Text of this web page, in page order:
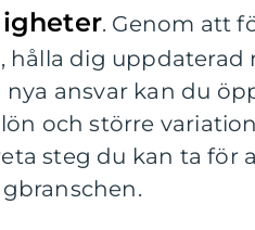
. Genom att
hålla dig
nya ansvar kan du
och större
steg du kan ta för